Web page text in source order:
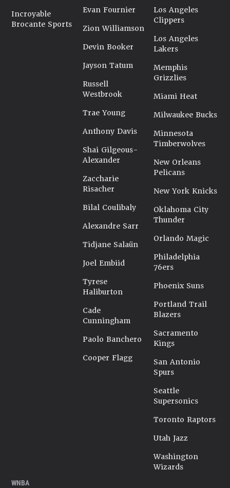
Incroyable
Brocante Sports
Evan Fournier
Zion Williamson
Devin Booker
Jayson Tatum
Russell
Westbrook
Trae Young
Anthony Davis
Shai Gilgeous-
Alexander
Zaccharie
Risacher
Bilal Coulibaly
Alexandre Sarr
Tidjane Salaün
Joel Embiid
Tyrese
Haliburton
Cade
Cunningham
Paolo Banchero
Cooper Flagg
Los Angeles
Clippers
Los Angeles
Lakers
Memphis
Grizzlies
Miami Heat
Milwaukee Bucks
Minnesota
Timberwolves
New Orleans
Pelicans
New York Knicks
Oklahoma City
Thunder
Orlando Magic
Philadelphia
76ers
Phoenix Suns
Portland Trail
Blazers
Sacramento
Kings
San Antonio
Spurs
Seattle
Supersonics
Toronto Raptors
Utah Jazz
Washington
Wizards
WNBA